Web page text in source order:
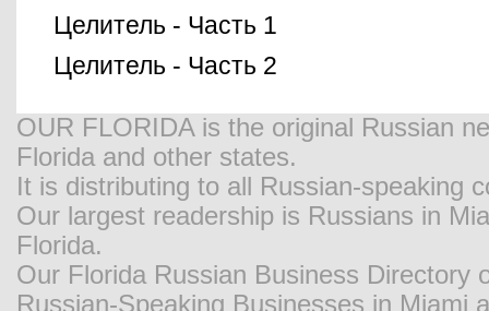
Целитель - Часть 1
Целитель - Часть 2
OUR FLORIDA is the original Russian
Florida and other states.
It is distributing to all Russian-speaking
Our largest readership is Russians in
Florida.
Our Florida Russian Business Directory
Russian-Speaking Businesses in Miami